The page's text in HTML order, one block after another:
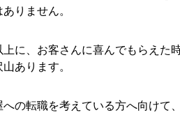
りません。
上に、お客さんに喜んでもらえた
あります。
の転職を考えている方へ向けて